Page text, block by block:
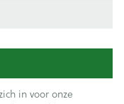
in voor onze